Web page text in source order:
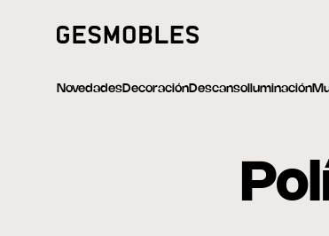
NovedadesDecoraciónDescanso Iluminación